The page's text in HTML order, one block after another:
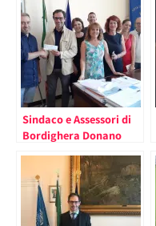
Sindaco e Assessori di
Bordighera Donano
un’Associazione che
Opera per la Città (dal
loro stipendio).